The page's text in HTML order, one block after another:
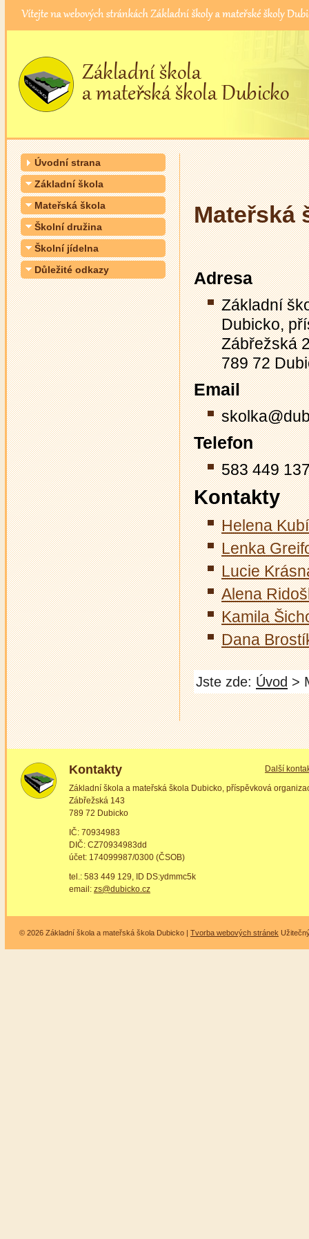
Úvodní strana
Základní škola
Mateřská škola
Školní družina
Školní jídelna
Důležité odkazy
Mateřská
Adresa
Základní
Dubicko,
Zábřežská
789 72
Email
Telefon
583 449
Kontakty
Helena
Lenka
Lucie
Alena
Kamila
Dana
Jste zde: Úvod >
Kontakty Další
Základní škola a mateřská škola Dubicko, příspěvková
Zábřežská 143
789 72 Dubicko
IČ: 70934983
DIČ: CZ70934983dd
účet: 174099987/0300 (ČSOB)
tel.: 583 449 129, ID DS:ydmmc5k
email: zs@dubicko.cz
© 2026 Základní škola a mateřská škola Dubicko | Tvorba webových stránek